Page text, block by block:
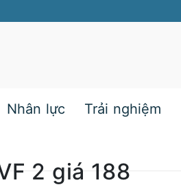
Nhân lực Trải nghiệm
2 giá 188